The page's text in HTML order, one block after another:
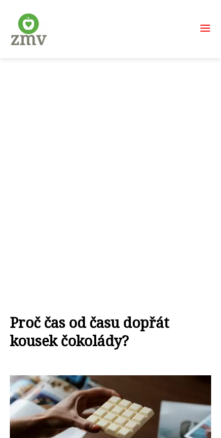
Proč čas od času dopřát
kousek čokolády?